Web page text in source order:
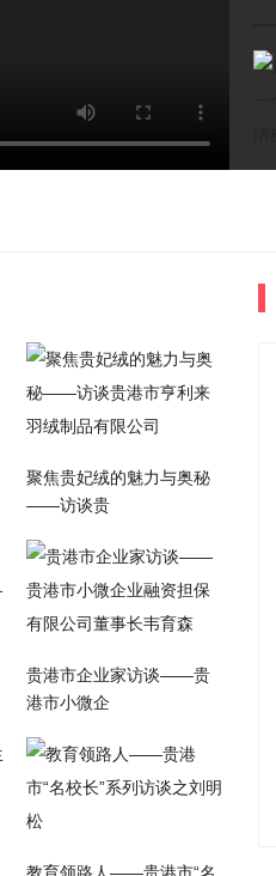
聚焦贵妃绒的魅力与奥秘
——访谈贵
贵港市企业家访谈——贵
港市小微企